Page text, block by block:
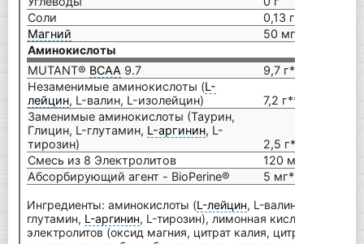
Соли
0,13 г
Магний
50 мг (13%*)
Аминокислоты
MUTANT® BCAA 9.7
9,7 г**
Незаменимые аминокислоты (L-
лейцин‌, L-валин‌, L-изолейцин‌)
7,2 г**
Заменимые аминокислоты (Таурин‌,
Глицин‌, L-глутамин‌, L-аргинин‌, L-
тирозин)
2,5 г**
Смесь из 8 Электролитов
120 мг**
Абсорбирующий агент - BioPerine®
5 мг**
Ингредиенты: аминокислоты (L-лейцин‌, L-валин‌, L-
глутамин‌, L-аргинин‌, L-тирозин), лимонная кислота,
электролитов (оксид магния, цитрат калия‌, цитрат натрия‌,